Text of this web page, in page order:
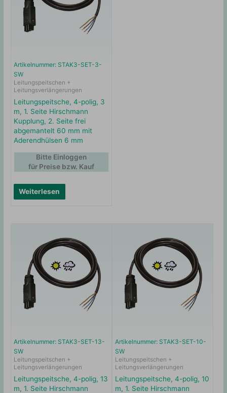
Artikelnummer: STAK3-SET-3-
SW
Leitungspeitschen +
Leitungsverlängerungen
Leitungspeitsche, 4-polig, 3
m, 1. Seite Hirschmann
Kupplung, 2. Seite frei
abgemantelt 60 mm mit
Aderendhülsen 6 mm
Weiterlesen
Bitte Einloggen
für Preise bzw. Kauf
Artikelnummer: STAK3-SET-13-
SW
Leitungspeitschen +
Leitungsverlängerungen
Leitungspeitsche, 4-polig, 13
m, 1. Seite Hirschmann
Artikelnummer: STAK3-SET-10-
SW
Leitungspeitschen +
Leitungsverlängerungen
Leitungspeitsche, 4-polig, 10
m, 1. Seite Hirschmann